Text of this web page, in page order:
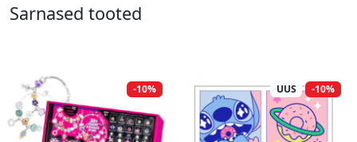
Sarnased tooted
-10% UUS -10%